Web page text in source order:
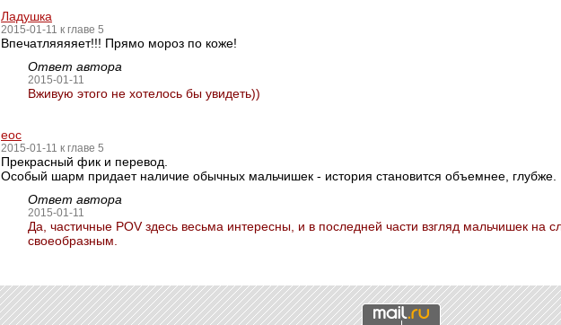
Ладушка
2015-01-11 к главе 5
Впечатляяяяет!!! Прямо мороз по коже!
Ответ автора
2015-01-11
Вживую этого не хотелось бы увидеть))
еос
2015-01-11 к главе 5
Прекрасный фик и перевод.
Особый шарм придает наличие обычных мальчишек - история становится объемнее, глубже.
Ответ автора
2015-01-11
Да, частичные POV здесь весьма интересны, и в последней части взгляд мальчишек на
своеобразным.